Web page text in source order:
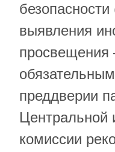
выявления
просвещения
преддверии
Центральной
комиссии